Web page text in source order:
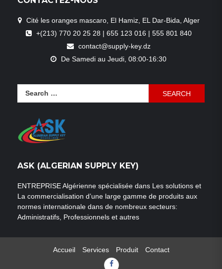
Cité les oranges mascaro, El Hamiz, EL Dar-Bida, Alger
+(213) 770 20 25 28 | 655 123 016 | 555 801 840
contact@supply-key.dz
De Samedi au Jeudi, 08:00-16:30
Search
ASK (ALGERIAN SUPPLY KEY)
ENTREPRISE Algérienne spécialisée dans Les solutions et
La commercialisation d’une large gamme de produits aux
normes internationale dans de nombreux secteurs:
Administratifs, Professionnels et autres
Accueil Services Produit Contact
Facebook